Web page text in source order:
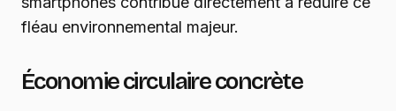
fléau environnemental majeur.
Économie circulaire concrète